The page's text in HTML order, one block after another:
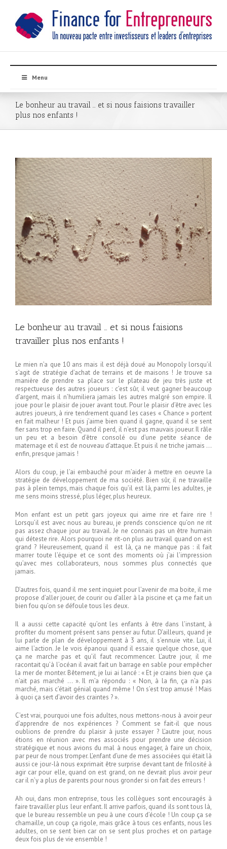
Menu
Le bonheur au travail … et si nous faisions travailler
plus nos enfants !
Le bonheur au travail … et si nous faisions
travailler plus nos enfants !
Le mien n’a que 10 ans mais il est déjà doué au Monopoly lorsqu’il
s’agit de stratégie d’achat de terrains et de maisons ! Je trouve sa
manière de prendre sa place sur le plateau de jeu très juste et
respectueuse des autres joueurs : c’est sûr, il veut gagner beaucoup
d’argent, mais il n’humiliera jamais les autres malgré son empire. Il
joue pour le plaisir de jouer avant tout. Pour le plaisir d’être avec les
autres joueurs, à rire tendrement quand les cases « Chance » portent
en fait malheur ! Et puis j’aime bien quand il gagne, quand il se sent
fier sans trop en faire. Quand il perd, il n’est pas mauvais joueur. Il râle
un peu et a besoin d’être consolé ou d’une petite séance de
maternage et il est de nouveau d’attaque. Et puis il ne triche jamais …
enfin, presque jamais !
Alors du coup, je l’ai embauché pour m’aider à mettre en oeuvre la
stratégie de développement de ma société. Bien sûr, il ne travaille
pas à plein temps, mais chaque fois qu’il est là, parmi les adultes, je
me sens moins stressé, plus léger, plus heureux.
Mon enfant est un petit gars joyeux qui aime rire et faire rire !
Lorsqu’il est avec nous au bureau, je prends conscience qu’on ne rit
pas assez chaque jour au travail. Je ne connais pas un être humain
qui déteste rire. Alors pourquoi ne rit-on plus au travail quand on est
grand ? Heureusement, quand il est là, ça ne manque pas : il fait
marrer toute l’équipe et ce sont des moments où j’ai l’impression
qu’avec mes collaborateurs, nous sommes plus connectés que
jamais.
D’autres fois, quand il me sent inquiet pour l’avenir de ma boite, il me
propose d’aller jouer, de courir ou d’aller à la piscine et ça me fait un
bien fou qu’on se défoule tous les deux.
Il a aussi cette capacité qu’ont les enfants à être dans l’instant, à
profiter du moment présent sans penser au futur. D’ailleurs, quand je
lui parle de plan de développement à 3 ans, il s’ennuie vite. Lui, il
aime l’action. Je le vois épanoui quand il essaie quelque chose, que
ça ne marche pas et qu’il faut recommencer. L’autre jour, il me
racontait qu’à l’océan il avait fait un barrage en sable pour empêcher
la mer de monter. Bêtement, je lui ai lancé : « Et je crains bien que ça
n’ait pas marché … ». Il m’a répondu : « Non, à la fin, ça n’a pas
marché, mais c’était génial quand même ! On s’est trop amusé ! Mais
à quoi ça sert d’avoir des craintes ? ».
C’est vrai, pourquoi une fois adultes, nous mettons-nous à avoir peur
d’apprendre de nos expériences ? Comment se fait-il que nous
oublions de prendre du plaisir à juste essayer ? L’autre jour, nous
étions en réunion avec mes associés pour prendre une décision
stratégique et nous avions du mal à nous engager, à faire un choix,
par peur de nous tromper. L’enfant d’une de mes associées qui était là
aussi ce jour-là nous exprimait être surprise devant tant de frilosité à
agir car pour elle, quand on est grand, on ne devrait plus avoir peur
car il n’y a plus de parents pour nous gronder si on fait des erreurs !
Ah oui, dans mon entreprise, tous les collègues sont encouragés à
faire travailler plus leur enfant. Il arrive parfois, quand ils sont tous là,
que le bureau ressemble un peu à une cours d’école ! Un coup ça se
chamaille, un coup ça rigole, mais grâce à tous ces enfants, nous les
adultes, on se sent bien car on se sent plus proches et on partage
deux fois plus de vie ensemble !